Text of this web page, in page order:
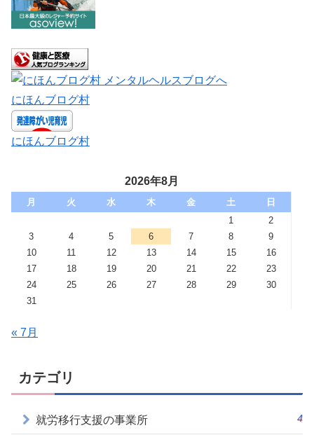
にほんブログ村
にほんブログ村
2026年8月
月 火 水 木 金 土
日
1
2
3
4 5 6 7 8
9
10
11 12 13 14 15
16
17
18 19 20 21 22
23
24
25 26 27 28 29
30
31
« 7月
カテゴリ
就労移行支援の事業所 4